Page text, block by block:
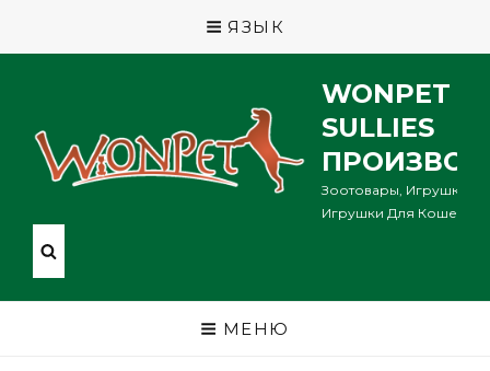
ЯЗЫК
WONPET
SULLIES
Зоотовары, Игрушки
Игрушки Для Кошек ...
МЕНЮ